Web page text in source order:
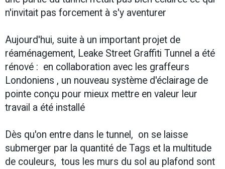
n'invitait pas forcement à s'y aventurer
Aujourd'hui, suite à un important projet de
réaménagement, Leake Street Graffiti Tunnel a été
rénové : en collaboration avec les graffeurs
Londoniens , un nouveau système d'éclairage de
pointe conçu pour mieux mettre en valeur leur
travail a été installé
Dès qu'on entre dans le tunnel, on se laisse
submerger par la quantité de Tags et la multitude
de couleurs, tous les murs du sol au plafond sont